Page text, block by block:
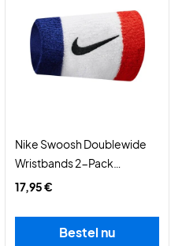
Nike Swoosh Doublewide
Wristbands 2-Pack
Habanero Red/Black
17,95 €
Bestel nu